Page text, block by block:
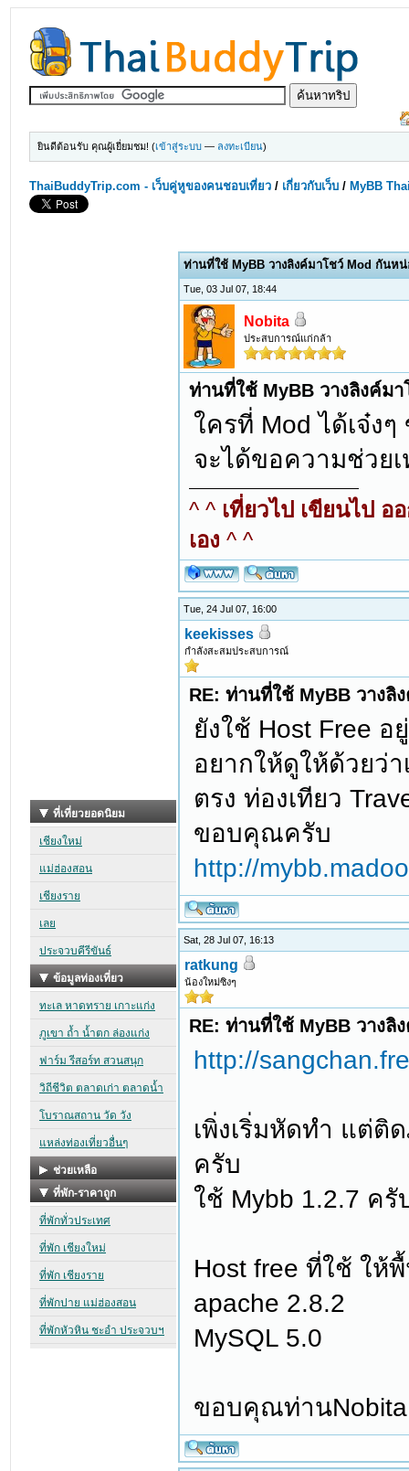
ยินดีต้อนรับ คุณผู้เยี่ยมชม! (เข้าสู่ระบบ — ลงทะเบียน)
ThaiBuddyTrip.com - เว็บคู่หูของคนชอบเที่ยว / เกี่ยวกับเว็บ / MyBB
ท่านที่ใช้ MyBB วางลิงค์มาโชว์ Mod กันห
Tue, 03 Jul 07, 18:44
Nobita
ประสบการณ์แก่กล้า
ท่านที่ใช้ MyBB วางลิงค์ม
ใครที่ Mod ได้เจ๋ง
จะได้ขอความช่วย
^ ^ เที่ยวไป เขียนไป
เอง ^ ^
Tue, 24 Jul 07, 16:00
keekisses
กำลังสะสมประสบการณ์
RE: ท่านที่ใช้ MyBB วางลิ
ยังใช้ Host Free อ
อยากให้ดูให้ด้วยว่า
ตรง ท่องเทียว
ขอบคุณครับ
http://
Sat, 28 Jul 07, 16:13
ratkung
น้องใหม่ซิงๆ
RE: ท่านที่ใช้ MyBB วางลิ
http://
เพิ่งเริ่มหัดทำ แต่ติ
ครับ
ใช้ Mybb 1.2.7 ครั
Host free ที่ใช้ ให้
apache 2.8.2
MySQL 5.0
ขอบคุณท่าน